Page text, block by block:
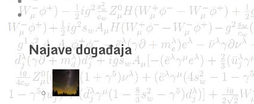
Najave događaja